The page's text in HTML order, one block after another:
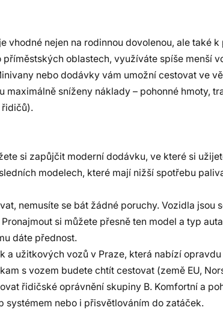
vhodné nejen na rodinnou dovolenou, ale také
oblastech, využíváte spíše menší
nebo dodávky vám umožní cestovat ve
maximálně sníženy náklady – pohonné hmoty,
řidičů).
si zapůjčit moderní dodávku, ve které si
modelech, které mají nižší spotřebu
nemusíte se bát žádné poruchy. Vozidla jsou
si můžete přesně ten model a typ
dáte přednost.
a užitkových vozů v Praze, která nabízí
s vozem budete chtít cestovat (země EU,
řidičské oprávnění skupiny B. Komfortní a
systémem nebo i přisvětlováním do zatáček.